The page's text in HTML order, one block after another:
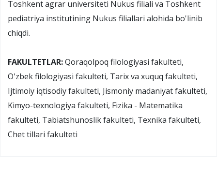
Toshkent agrar universiteti Nukus filiali va Toshkent
pediatriya institutining Nukus filiallari alohida bo'linib
chiqdi.
FAKULTETLAR:Qoraqolpoq filologiyasi fakulteti,
O'zbek filologiyasi fakulteti, Tarix va xuquq fakulteti,
Ijtimoiy iqtisodiy fakulteti, Jismoniy madaniyat fakulteti,
Kimyo-texnologiya fakulteti, Fizika - Matematika
fakulteti, Tabiatshunoslik fakulteti, Texnika fakulteti,
Chet tillari fakulteti